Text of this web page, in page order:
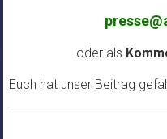
oder als
Euch hat unser Beitrag